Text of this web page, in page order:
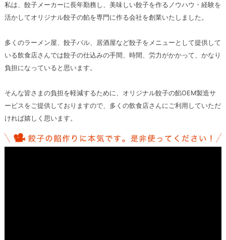
私は、餃子メーカーに長年勤務し、美味しい餃子を作るノウハウ・経験を
活かしてオリジナル餃子の餡を専門に作る会社を創業いたしました。
多くのラーメン屋、餃子バル、居酒屋など餃子をメニューとして提供して
いる飲食店さんでは餃子の仕込みの手間、時間、労力がかかって、かなり
負担になっていると思います。
そんな皆さまの負担を軽減するために、オリジナル餃子の餡OEM製造サ
ービスをご提供しておりますので、多くの飲食店さんにご利用していただ
ければ嬉しく思います。